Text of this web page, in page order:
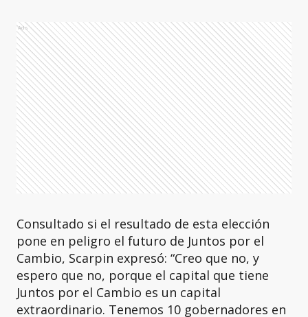
Ads
Consultado si el resultado de esta elección
pone en peligro el futuro de Juntos por el
Cambio, Scarpin expresó: “Creo que no, y
espero que no, porque el capital que tiene
Juntos por el Cambio es un capital
extraordinario. Tenemos 10 gobernadores en